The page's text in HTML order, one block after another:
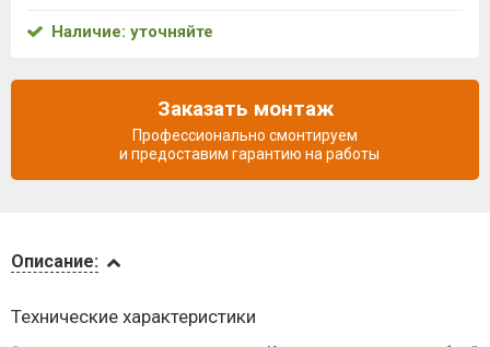
Описание:
Технические характеристики
Наличие: уточняйте
Заказать монтаж
Профессионально смонтируем
и предоставим гарантию на работы